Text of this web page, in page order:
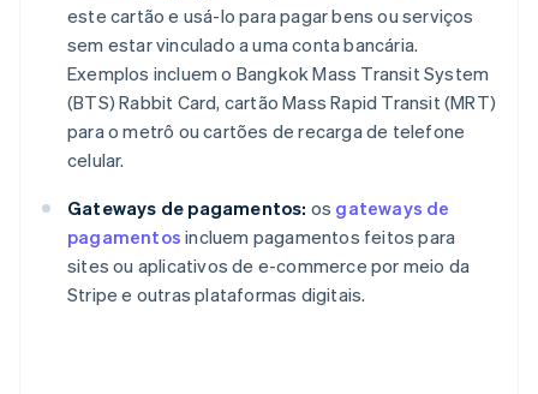
este cartão e usá-lo para pagar bens ou serviços
sem estar vinculado a uma conta bancária.
Exemplos incluem o Bangkok Mass Transit System
(BTS) Rabbit Card, cartão Mass Rapid Transit (MRT)
para o metrô ou cartões de recarga de telefone
celular.
Gateways de pagamentos: os gateways de
pagamentos incluem pagamentos feitos para
sites ou aplicativos de e-commerce por meio da
Stripe e outras plataformas digitais.